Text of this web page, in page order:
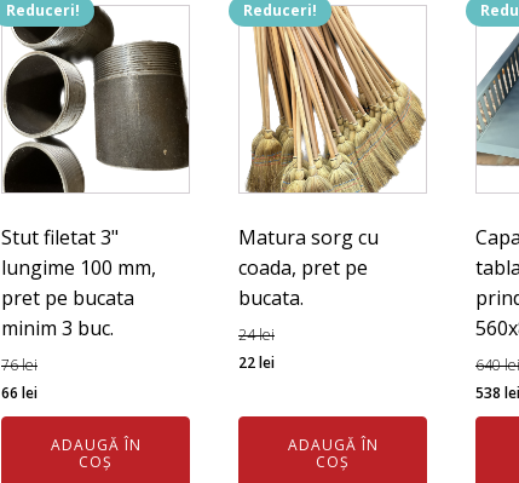
Reduceri!
Stut filetat 3"
lungime 100 mm,
pret pe bucata
minim 3 buc.
76lei
Prețul
inițial
66 leiPrețul
curent
este:
ADAUGĂ ÎN
COȘ
Reduceri!
Matura sorg cu
coada, pret pe
bucata.
24lei
Prețul
a
22leiPrețul
este:
22 lei.
ADAUGĂ ÎN
COȘ
640lei
Prețul
538 lei